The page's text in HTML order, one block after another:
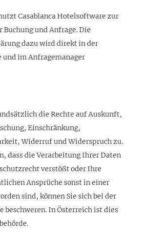
Casablanca Hotelsoftware zur
und Anfrage. Die
dazu wird direkt in der
und im Anfragemanager
die Rechte auf Auskunft,
Einschränkung,
Widerruf und Widerspruch zu.
dass die Verarbeitung Ihrer Daten
verstößt oder Ihre
Ansprüche sonst in einer
sind, können Sie sich bei der
beschweren. In Österreich ist dies